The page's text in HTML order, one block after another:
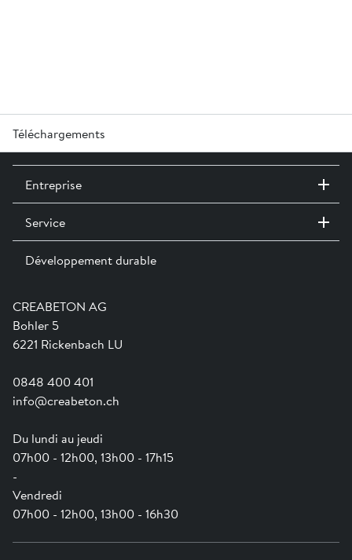
Téléchargements
produktblatt-h2001-lichtschaechte.pdf »
h2000-versetzhinweise.pdf »
CREABETON AG
Bohler 5
6221 Rickenbach LU
0848 400 401
info@creabeton.ch
Du lundi au jeudi
07h00 - 12h00, 13h00 - 17h15
-
Vendredi
07h00 - 12h00, 13h00 - 16h30
Entreprise
Contact / Sites
Expositions permanentes
Team
Formation
Service
Services
Aide en ligne
Guide pratique pour la mise en oeuvre
Newsletter
Développement durable
Engagement
Swissness
Ville-éponge